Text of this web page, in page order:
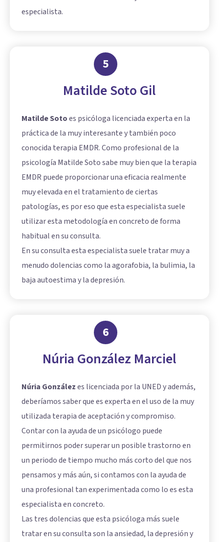
especialista.
5
Matilde Soto Gil
Matilde Sotoes psicóloga licenciada experta en la
práctica de la muy interesante y también poco
conocida terapia EMDR. Como profesional de la
psicología Matilde Soto sabe muy bien que la terapia
EMDR puede proporcionar una eficacia realmente
muy elevada en el tratamiento de ciertas
patologías, es por eso que esta especialista suele
utilizar esta metodología en concreto de forma
habitual en su consulta.
En su consulta esta especialista suele tratar muy a
menudo dolencias como la agorafobia, la bulimia, la
baja autoestima y la depresión.
6
Núria González Marciel
Núria Gonzálezes licenciada por la UNED y además,
deberíamos saber que es experta en el uso de la muy
utilizada terapia de aceptación y compromiso.
Contar con la ayuda de un psicólogo puede
permitirnos poder superar un posible trastorno en
un periodo de tiempo mucho más corto del que nos
pensamos y más aún, si contamos con la ayuda de
una profesional tan experimentada como lo es esta
especialista en concreto.
Las tres dolencias que esta psicóloga más suele
tratar en su consulta son la ansiedad, la depresión y